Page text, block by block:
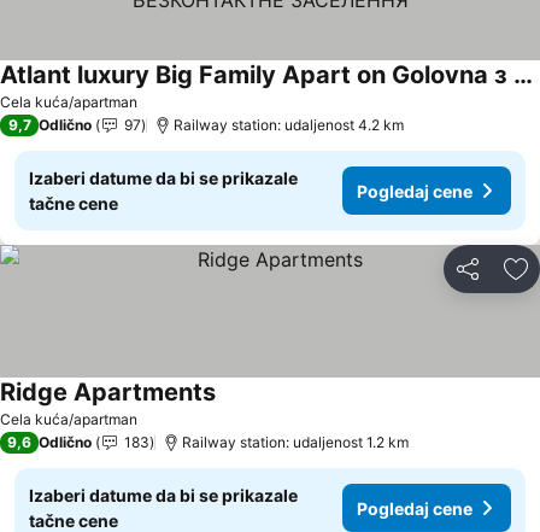
Cela kuća/apartman
Atlant luxury Big Family Apart on Golovna з двома окремими спальнями навпроти ТЦ ДЕПОТ БЕЗКОНТАКТНЕ ЗАСЕЛЕННЯ
9,7 Odlično 97 Railway station: udaljenost 4.2 km
Izaberi datume da bi se prikazale
tačne cene
Pogledaj cene
Deli
Cela kuća/apartman
Ridge Apartments
9,6 Odlično 183 Railway station: udaljenost 1.2 km
Izaberi datume da bi se prikazale
tačne cene
Pogledaj cene